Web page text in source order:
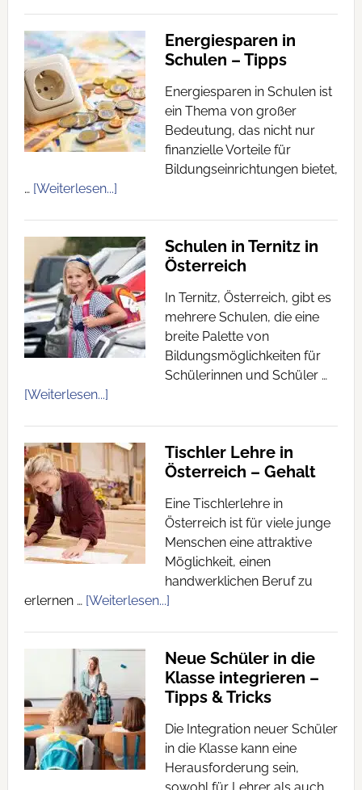
Energiesparen in
Schulen – Tipps
Energiesparen in Schulen ist
ein Thema von großer
Bedeutung, das nicht nur
finanzielle Vorteile für
Bildungseinrichtungen bietet,
… [Weiterlesen...]
Schulen in Ternitz in
Österreich
In Ternitz, Österreich, gibt es
mehrere Schulen, die eine
breite Palette von
Bildungsmöglichkeiten für
Schülerinnen und Schüler …
[Weiterlesen...]
Tischler Lehre in
Österreich – Gehalt
Eine Tischlerlehre in
Österreich ist für viele junge
Menschen eine attraktive
Möglichkeit, einen
handwerklichen Beruf zu
erlernen … [Weiterlesen...]
Neue Schüler in die
Klasse integrieren –
Tipps & Tricks
Die Integration neuer Schüler
in die Klasse kann eine
Herausforderung sein,